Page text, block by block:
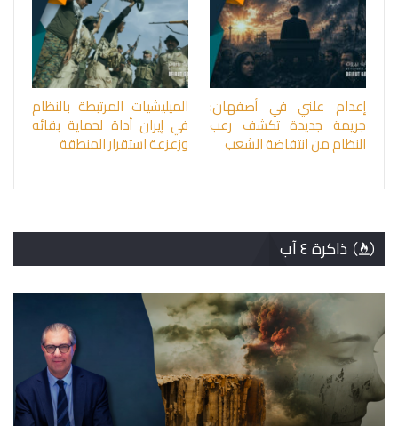
إعدام علني في أصفهان:
جريمة جديدة تكشف رعب
النظام من انتفاضة الشعب
الميليشيات المرتبطة بالنظام
في إيران أداة لحماية بقائه
وزعزعة استقرار المنطقة
ذاكرة ٤ آب